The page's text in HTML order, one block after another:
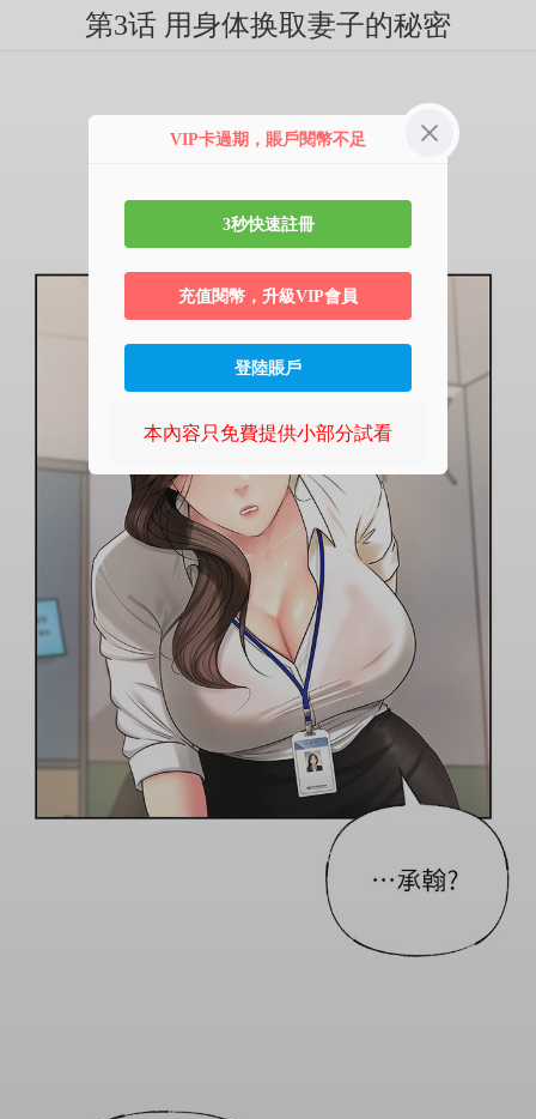
第3话 用身体换取妻子的秘密
VIP卡過期，賬戶閱幣不足
3秒快速註冊
充值閱幣，升級VIP會員
登陸賬戶
本內容只免費提供小部分試看